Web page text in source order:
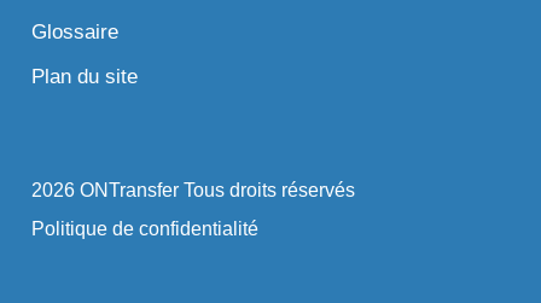
Glossaire
Plan du site
2026 ONTransfer Tous droits réservés
Politique de confidentialité